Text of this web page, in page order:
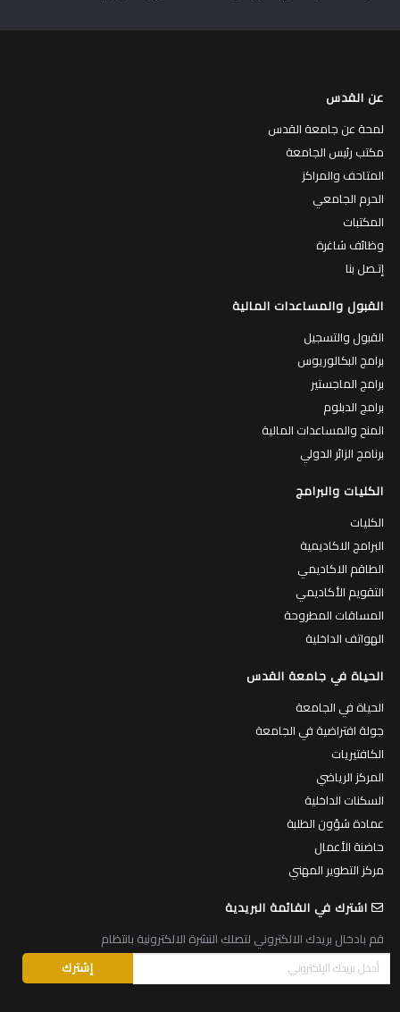
عن القدس
لمحة عن جامعة القدس
مكتب رئيس الجامعة
المتاحف والمراكز
الحرم الجامعي
المكتبات
وظائف شاغرة
إتـصل بنا
القبول والمساعدات المالية
القبول والتسجيل
برامج البكالوريوس
برامج الماجستير
برامج الدبلوم
المنح والمساعدات المالية
برنامج الزائر الدولي
الكليات والبرامج
الكليات
البرامج الاكاديمية
الطاقم الاكاديمي
التقويم الأكاديمي
المساقات المطروحة
الهواتف الداخلية
الحياة في جامعة القدس
الحياة في الجامعة
جولة افتراضية في الجامعة
الكافتيريات
المركز الرياضي
السكنات الداخلية
عمادة شؤون الطلبة
حاضنة الأعمال
مركز التطوير المهني
اشترك في القائمة البريدية
قم بادخال بريدك الالكتروني لتصلك النشرة الالكترونية بانتظام